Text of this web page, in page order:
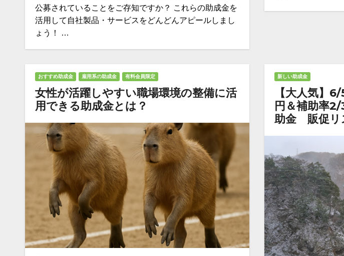
公募されていることをご存知ですか？ これらの助成金を
活用して自社製品・サービスをどんどんアピールしまし
ょう！ …
おすすめ助成金 雇用系の助成金 有料会員限定
女性が活躍しやすい職場環境の整備に活
用できる助成金とは？
新しい助成金
【大人気】
円＆補助率
助金 販促リ